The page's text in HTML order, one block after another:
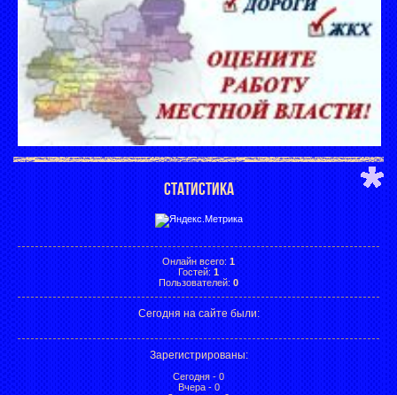
СТАТИСТИКА
Онлайн всего: 1
Гостей: 1
Пользователей: 0
Сегодня на сайте были:
Зарегистрированы:
Сегодня - 0
Вчера - 0